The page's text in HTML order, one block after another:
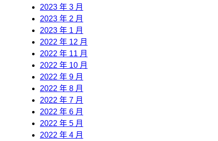
2023 年 3 月
2023 年 2 月
2023 年 1 月
2022 年 12 月
2022 年 11 月
2022 年 10 月
2022 年 9 月
2022 年 8 月
2022 年 7 月
2022 年 6 月
2022 年 5 月
2022 年 4 月